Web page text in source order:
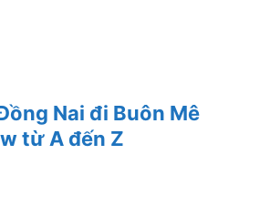
Nai đi Buôn Mê
từ A đến Z